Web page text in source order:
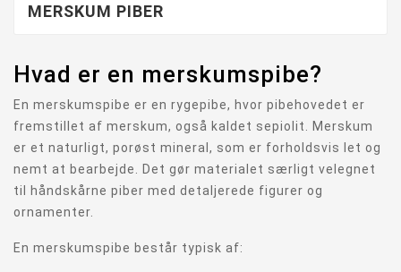
MERSKUM PIBER
Hvad er en merskumspibe?
En merskumspibe er en rygepibe, hvor pibehovedet er
fremstillet af merskum, også kaldet sepiolit. Merskum
er et naturligt, porøst mineral, som er forholdsvis let og
nemt at bearbejde. Det gør materialet særligt velegnet
til håndskårne piber med detaljerede figurer og
ornamenter.
En merskumspibe består typisk af: